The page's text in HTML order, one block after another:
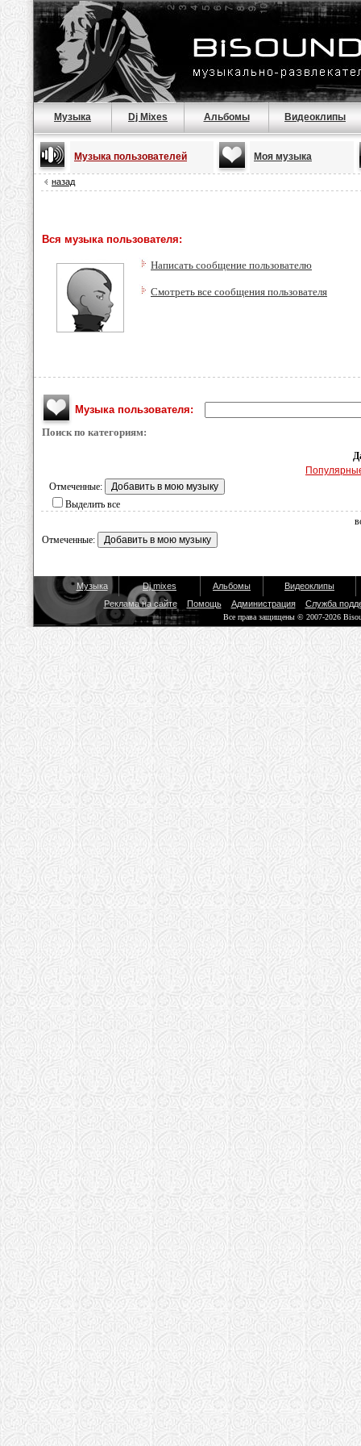
Музыка Dj Mixes Альбомы Видеоклипы
Музыка пользователей Моя музыка
назад
Вся музыка пользователя:
Написать сообщение пользователю
Смотреть все сообщения пользователя
Музыка пользователя:
Поиск по категориям:
Отмеченные:
Выделить все
Отмеченные:
Музыка Dj mixes Альбомы
Видеоклипы
Реклама на сайте
Помощь Администрация Служба
Все права защищены © 2007-2026